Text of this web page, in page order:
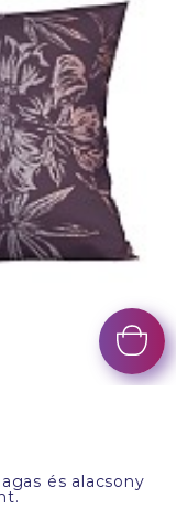
és alacsony